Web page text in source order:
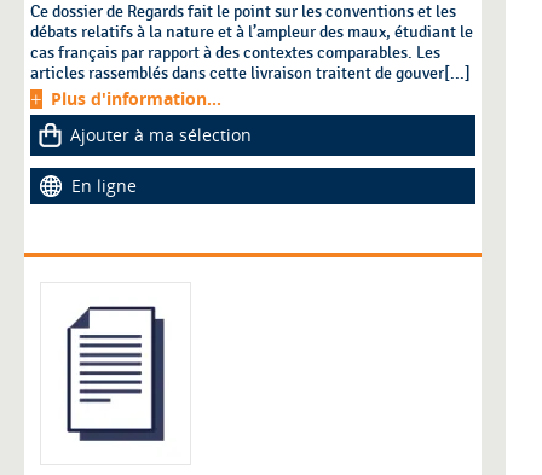
Ce dossier de Regards fait le point sur les conventions et les
débats relatifs à la nature et à l’ampleur des maux, étudiant le
cas français par rapport à des contextes comparables. Les
articles rassemblés dans cette livraison traitent de gouver[...]
Plus d'information...
Ajouter à ma sélection
En ligne